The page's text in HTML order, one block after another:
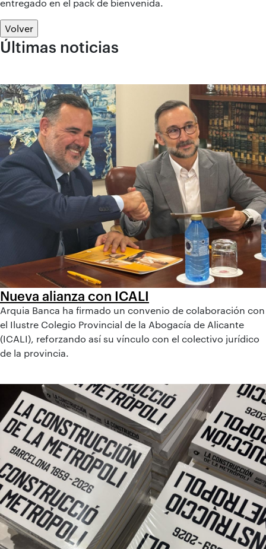
entregado en el pack de bienvenida.
Volver
Últimas noticias
Nueva alianza con ICALI
Arquia Banca ha firmado un convenio de colaboración con
el Ilustre Colegio Provincial de la Abogacía de Alicante
(ICALI), reforzando así su vínculo con el colectivo jurídico
de la provincia.